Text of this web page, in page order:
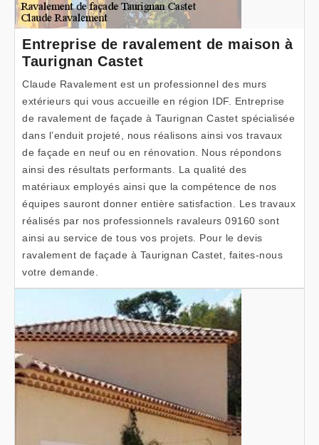
Entreprise de ravalement de maison à
Taurignan Castet
Claude Ravalement est un professionnel des murs
extérieurs qui vous accueille en région IDF. Entreprise
de ravalement de façade à Taurignan Castet spécialisée
dans l’enduit projeté, nous réalisons ainsi vos travaux
de façade en neuf ou en rénovation. Nous répondons
ainsi des résultats performants. La qualité des
matériaux employés ainsi que la compétence de nos
équipes sauront donner entière satisfaction. Les travaux
réalisés par nos professionnels ravaleurs 09160 sont
ainsi au service de tous vos projets. Pour le devis
ravalement de façade à Taurignan Castet, faites-nous
votre demande.